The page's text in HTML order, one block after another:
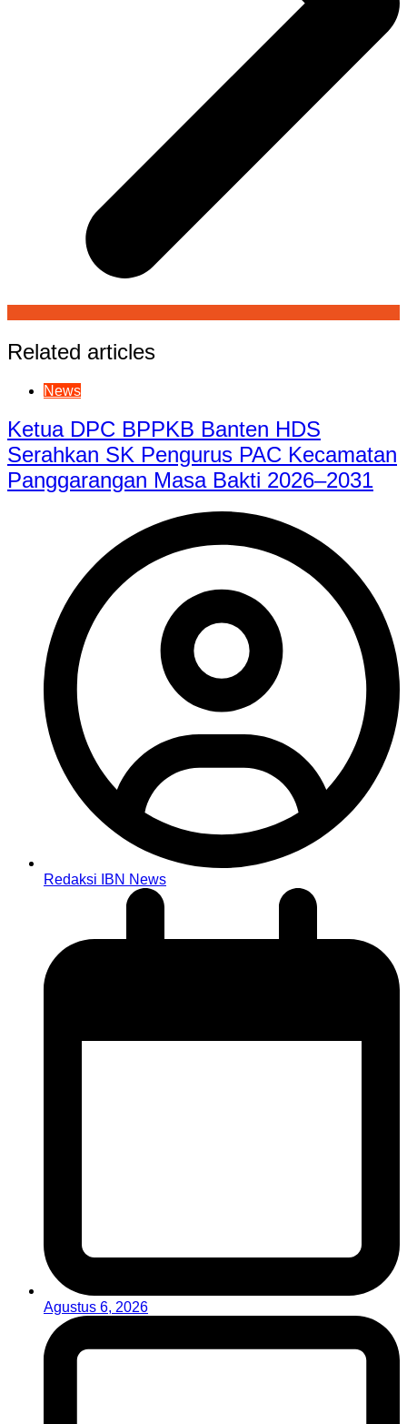
Related articles
News
Ketua DPC BPPKB Banten HDS
Serahkan SK Pengurus PAC Kecamatan
Panggarangan Masa Bakti 2026–2031
Redaksi IBN News
Agustus 6, 2026